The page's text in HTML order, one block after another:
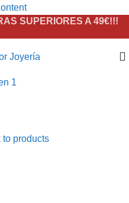
SUPERIORES A 49€!!!
to products